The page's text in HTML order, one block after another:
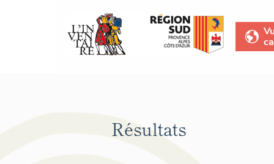
Résultats